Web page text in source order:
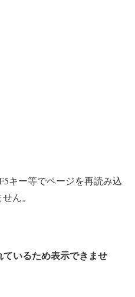
キー等でページを再読み込
ん。
いるため表示できませ